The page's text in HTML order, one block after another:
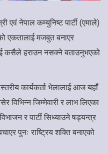
एवं नेपाल कम्युनिष्ट पार्टी (एमाले)
एकतालाई मजबुत बनाएर
कसैले हराउन नसक्ने बताउनुभएको
कार्यकर्ता भेलालाई आज यहाँ
विभिन्न जिम्मेवारी र लाभ लिएका
र पार्टी सिध्याउने षड्यन्त्र
पुनः राष्ट्रिय शक्ति बनाएको